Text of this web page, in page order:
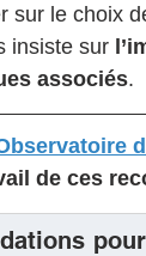
sur le choix
insiste sur
associés.
de ces